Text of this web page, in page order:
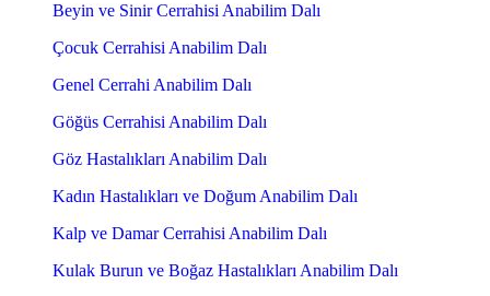
Beyin ve Sinir Cerrahisi Anabilim Dalı
Çocuk Cerrahisi Anabilim Dalı
Genel Cerrahi Anabilim Dalı
Göğüs Cerrahisi Anabilim Dalı
Göz Hastalıkları Anabilim Dalı
Kadın Hastalıkları ve Doğum Anabilim Dalı
Kalp ve Damar Cerrahisi Anabilim Dalı
Kulak Burun ve Boğaz Hastalıkları Anabilim Dalı